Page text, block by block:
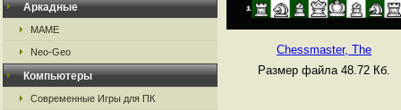
Аркадные
MAME
Neo-Geo
Компьютеры
Современные Игры для ПК
Chessmaster, The
Размер файла 48.72 Кб.